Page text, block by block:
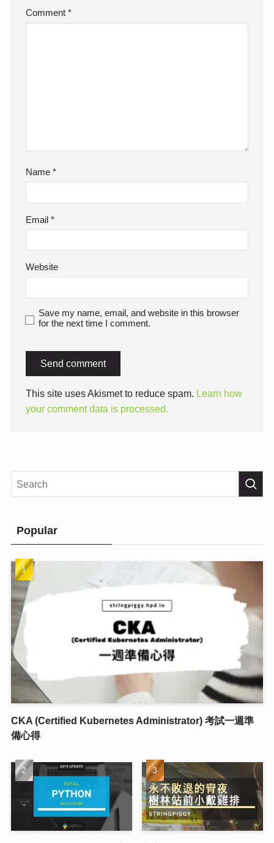
Comment*
Name*
Email*
Website
Save my name, email, and website in this browser
for the next time I comment.
This site uses Akismet to reduce spam. Learn how
your comment data is processed.
Popular
CKA (Certified Kubernetes Administrator) 考試一週準
備心得